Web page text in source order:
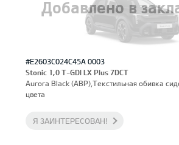
Добавлено в
#E2603C024C45A 0003
Stonic 1,0 T-GDI LX Plus 7DCT
Aurora Black (ABP),Текстильная обивка
цвета
Я ЗАИНТЕРЕСОВАН!